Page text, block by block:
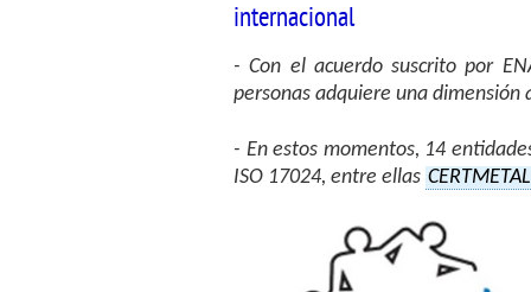
internacional
- Con el acuerdo suscrito por
personas adquiere una dimensión
- En estos momentos, 14
ISO 17024, entre ellas CERTMETAL